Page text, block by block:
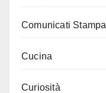
Comunicati Stampa
Cucina
Curiosità